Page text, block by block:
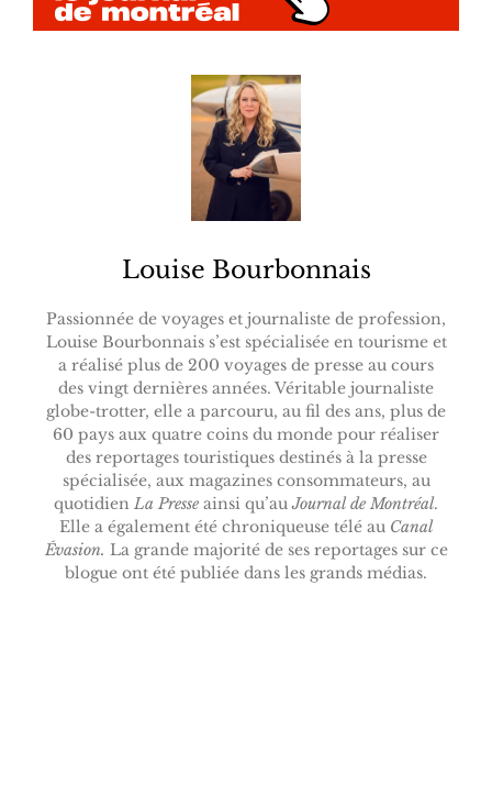
Louise Bourbonnais
Passionnée de voyages et journaliste de profession,
Louise Bourbonnais s’est spécialisée en tourisme et
a réalisé plus de 200 voyages de presse au cours
des vingt dernières années. Véritable journaliste
globe-trotter, elle a parcouru, au fil des ans, plus de
60 pays aux quatre coins du monde pour réaliser
des reportages touristiques destinés à la presse
spécialisée, aux magazines consommateurs, au
quotidien La Presse ainsi qu’auJournal de Montréal.
Elle a également été chroniqueuse télé au Canal
Évasion. La grande majorité de ses reportages sur ce
blogue ont été publiée dans les grands médias.